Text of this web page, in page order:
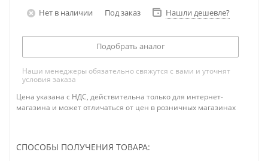
Нет в наличии Под заказ Нашли дешевле?
Подобрать аналог
Наши менеджеры обязательно свяжутся с вами и уточнят
условия заказа
Цена указана с НДС, действительна только для интернет-
магазина и может отличаться от цен в розничных магазинах
СПОСОБЫ ПОЛУЧЕНИЯ ТОВАРА: